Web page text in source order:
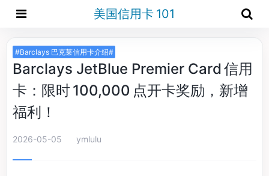
美国信用卡 101
#Barclays 巴克莱信用卡介绍#
Barclays JetBlue Premier Card 信用
卡：限时 100,000 点开卡奖励，新增
福利！
2026-05-05 ymlulu